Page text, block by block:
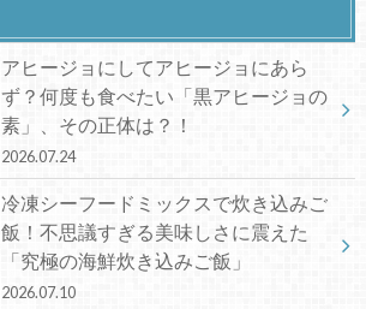
アヒージョにしてアヒージョにあら
ず？何度も食べたい「黒アヒージョの
素」、その正体は？！
2026.07.24
冷凍シーフードミックスで炊き込みご
飯！不思議すぎる美味しさに震えた
「究極の海鮮炊き込みご飯」
2026.07.10